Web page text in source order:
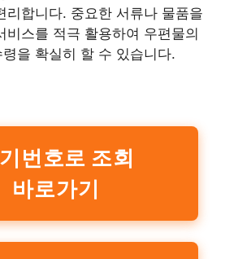
리합니다. 중요한 서류나 물품을
비스를 적극 활용하여 우편물의
을 확실히 할 수 있습니다.
번호로 조회
바로가기